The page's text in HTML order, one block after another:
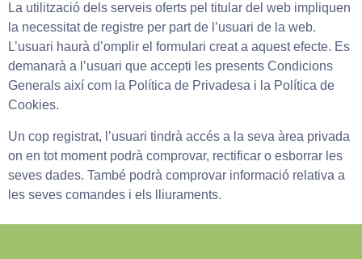
La utilització dels serveis oferts pel titular del web impliquen
la necessitat de registre per part de l’usuari de la web.
L’usuari haurà d’omplir el formulari creat a aquest efecte. Es
demanarà a l’usuari que accepti les presents Condicions
Generals així com la Política de Privadesa i la Política de
Cookies.
Un cop registrat, l’usuari tindrà accés a la seva àrea privada
on en tot moment podrà comprovar, rectificar o esborrar les
seves dades. També podrà comprovar informació relativa a
les seves comandes i els lliuraments.